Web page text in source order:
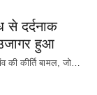
से दर्दनाक
हुआ
की कीर्ति बामल, जो…